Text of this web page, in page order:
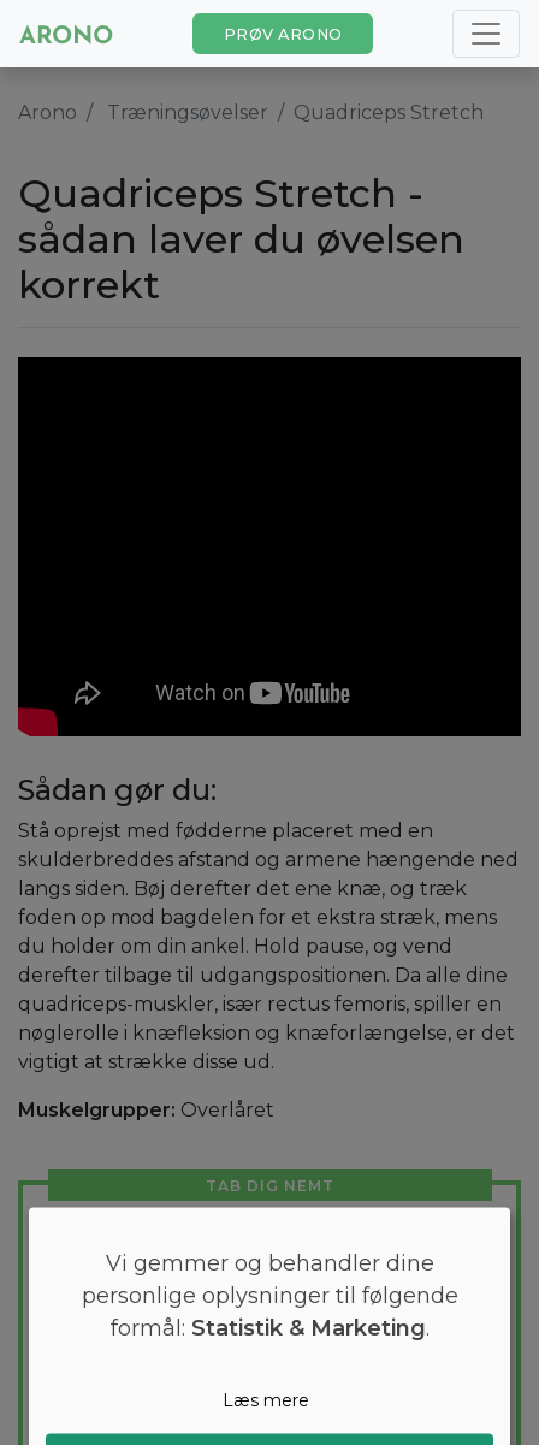
PRØV ARONO
Arono Træningsøvelser Quadriceps Stretch
Quadriceps Stretch -
sådan laver du øvelsen
korrekt
Sådan gør du:
Stå oprejst med fødderne placeret med en
skulderbreddes afstand og armene hængende ned
langs siden. Bøj derefter det ene knæ, og træk
foden op mod bagdelen for et ekstra stræk, mens
du holder om din ankel. Hold pause, og vend
derefter tilbage til udgangspositionen. Da alle dine
quadriceps-muskler, især rectus femoris, spiller en
nøglerolle i knæfleksion og knæforlængelse, er det
vigtigt at strække disse ud.
Muskelgrupper: Overlåret
TAB DIG NEMT
Vil du tabe et par kilo? Med Arono får du
den mest effektive guide til et vægttab. En
kostplan skræddersyes til dig og 1000+
holder dig indenfor dit kaloriemål.
Vi gemmer og behandler dine
personlige oplysninger til følgende
formål: Statistik & Marketing.
Læs mere